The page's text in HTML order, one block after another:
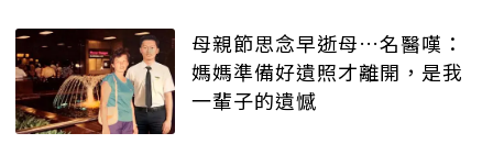
母親節思念早逝母…名醫嘆：
媽媽準備好遺照才離開，是我
一輩子的遺憾